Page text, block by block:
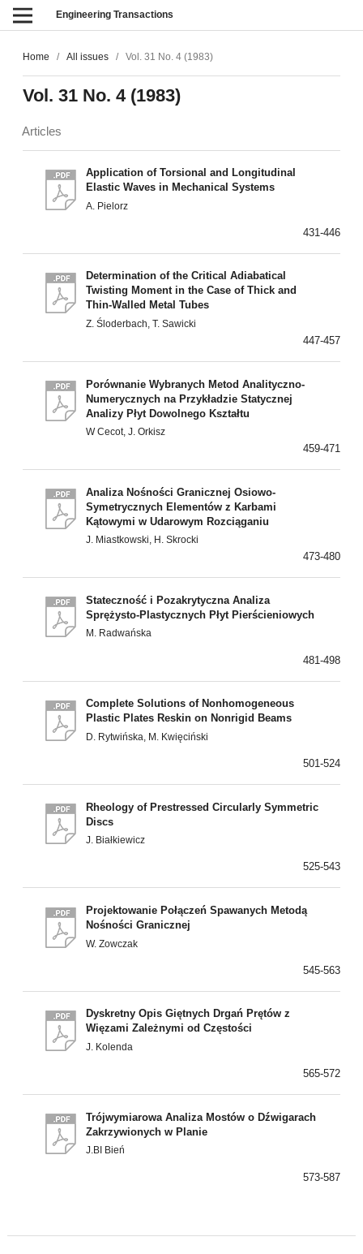
Engineering Transactions
Home / All issues / Vol. 31 No. 4 (1983)
Vol. 31 No. 4 (1983)
Articles
Application of Torsional and Longitudinal
Elastic Waves in Mechanical Systems
A. Pielorz
431-446
Determination of the Critical Adiabatical
Twisting Moment in the Case of Thick and
Thin-Walled Metal Tubes
Z. Śloderbach, T. Sawicki
447-457
Porównanie Wybranych Metod Analityczno-
Numerycznych na Przykładzie Statycznej
Analizy Płyt Dowolnego Kształtu
W Cecot, J. Orkisz
459-471
Analiza Nośności Granicznej Osiowo-
Symetrycznych Elementów z Karbami
Kątowymi w Udarowym Rozciąganiu
J. Miastkowski, H. Skrocki
473-480
Stateczność i Pozakrytyczna Analiza
Sprężysto-Plastycznych Płyt Pierścieniowych
M. Radwańska
481-498
Complete Solutions of Nonhomogeneous
Plastic Plates Reskin on Nonrigid Beams
D. Rytwińska, M. Kwięciński
501-524
Rheology of Prestressed Circularly Symmetric
Discs
J. Białkiewicz
525-543
Projektowanie Połączeń Spawanych Metodą
Nośności Granicznej
W. Zowczak
545-563
Dyskretny Opis Giętnych Drgań Prętów z
Więzami Zależnymi od Częstości
J. Kolenda
565-572
Trójwymiarowa Analiza Mostów o Dźwigarach
Zakrzywionych w Planie
J.BI Bień
573-587